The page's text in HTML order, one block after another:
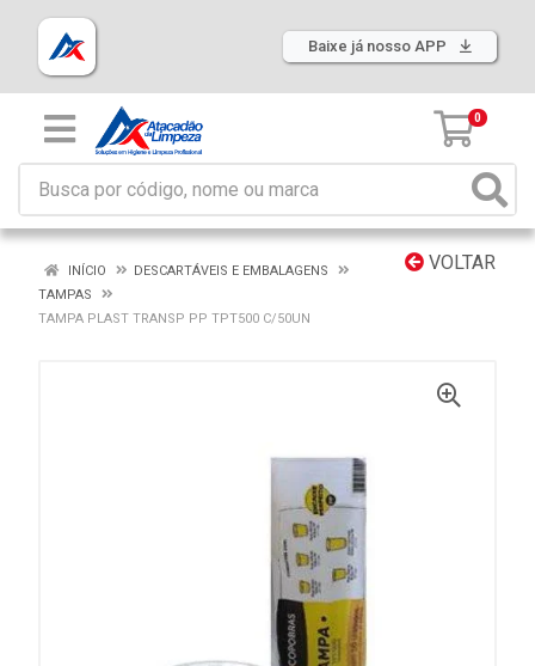
Baixe já nosso APP
0
VOLTAR
INÍCIO
DESCARTÁVEIS E EMBALAGENS
TAMPAS
TAMPA PLAST TRANSP PP TPT500 C/50UN